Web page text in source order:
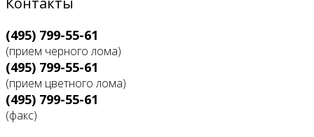
(495) 799-55-61
(прием черного лома)
(495) 799-55-61
(прием цветного лома)
(495) 799-55-61
(факс)